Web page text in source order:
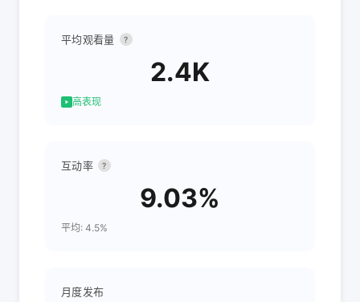
平均观看量 ?
2.4K
高表现
互动率 ?
9.03%
平均: 4.5%
月度发布